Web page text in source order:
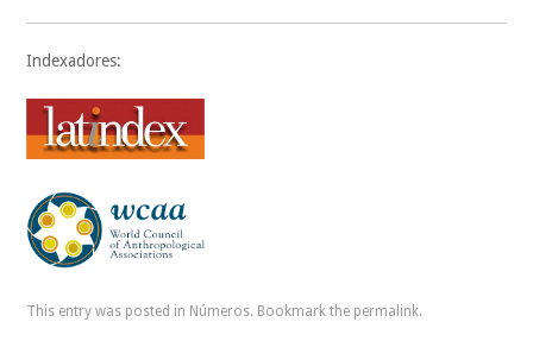
Indexadores:
This entry was posted in Números. Bookmark the permalink.